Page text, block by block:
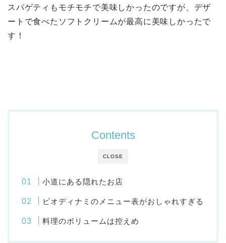
スパゲティもモチモチで美味しかったのですが、デザ
ートで食べたソフトクリームが最高に美味しかったで
す！
CLOSE
Contents
小道にある隠れたお店
ビオディナミのメニュー表がおしゃれすぎる
料理のボリュームは控えめ